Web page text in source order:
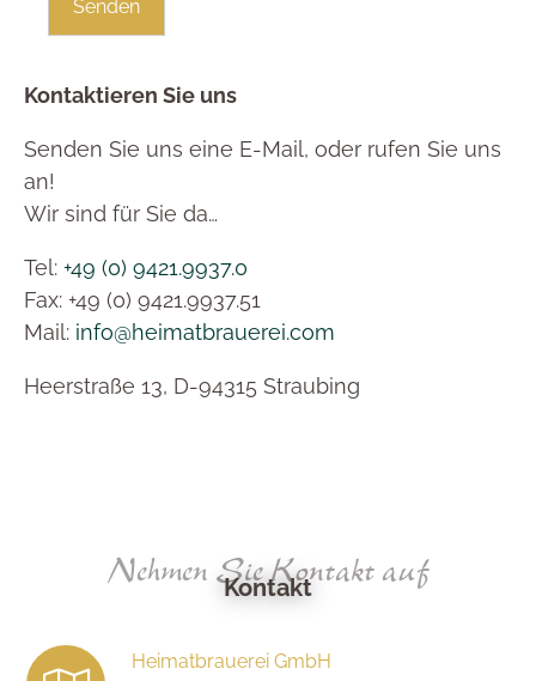
Kontaktieren Sie uns
Senden Sie uns eine E-Mail, oder rufen Sie uns
an!
Wir sind für Sie da…
Tel: +49 (0) 9421.9937.0
Fax: +49 (0) 9421.9937.51
Mail: info@heimatbrauerei.com
Heerstraße 13, D-94315 Straubing
Nehmen Sie Kontakt auf
Kontakt
Heimatbrauerei GmbH